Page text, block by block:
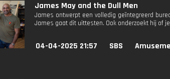
James May and the Dull Men
James ontwerpt een volledig geïntegreerd
James gaat dit uittesten. Ook onderzoekt hij of
04-04-2025 21:57 SBS